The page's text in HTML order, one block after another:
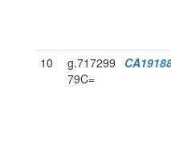
10
g.717299
79C=